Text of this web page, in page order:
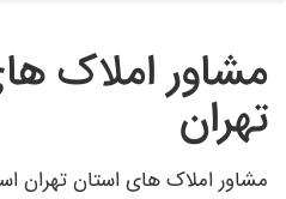
مشاور
مشاور املاک
تهران
مشاور املاک های استان تهران